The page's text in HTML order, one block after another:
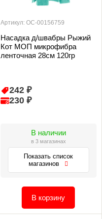
Артикул: ОС-00156759
Насадка д/швабры Рыжий
Кот MОП микрофибра
ленточная 28см 120гр
242 ₽
230 ₽
В наличии
в 3 магазинах
Показать список
магазинов
В корзину